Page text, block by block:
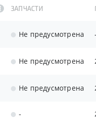
ЗАПЧАСТИ
Не предусмотрена -
Не предусмотрена
Не предусмотрена
-